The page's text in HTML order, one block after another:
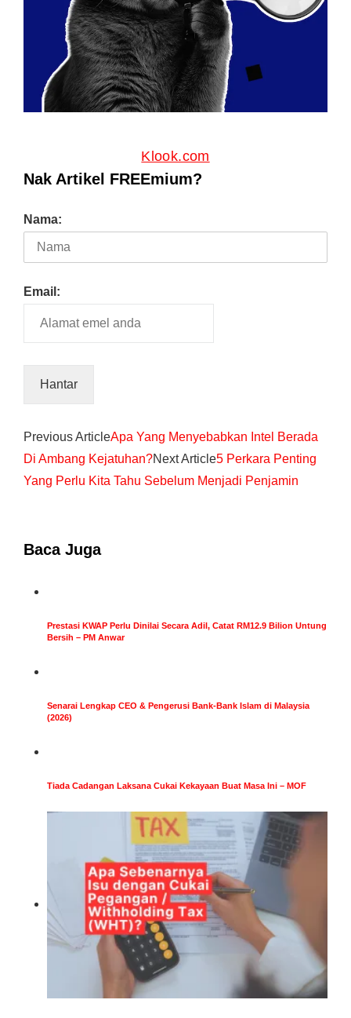
Klook.com
Nak Artikel FREEmium?
Nama:
Email:
Previous ArticleApa Yang Menyebabkan Intel Berada
Di Ambang Kejatuhan?Next Article5 Perkara Penting
Yang Perlu Kita Tahu Sebelum Menjadi Penjamin
Baca Juga
Prestasi KWAP Perlu Dinilai Secara Adil, Catat RM12.9 Bilion Untung
Bersih – PM Anwar
Senarai Lengkap CEO & Pengerusi Bank-Bank Islam di Malaysia
(2026)
Tiada Cadangan Laksana Cukai Kekayaan Buat Masa Ini – MOF